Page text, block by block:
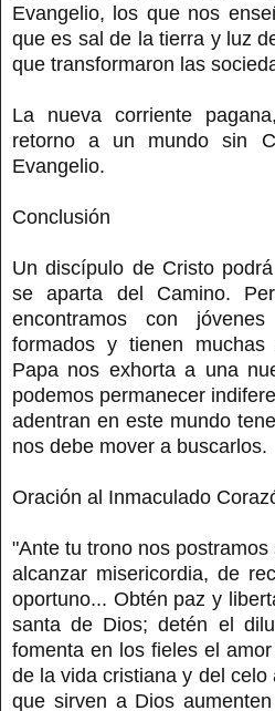
Evangelio, los que nos
que es sal de la tierra y luz
que transformaron las
La nueva corriente
retorno a un mundo sin
Evangelio.
Conclusión
Un discípulo de Cristo
se aparta del Camino.
encontramos con
formados y tienen
Papa nos exhorta a una
podemos permanecer
adentran en este mundo
nos debe mover a buscarlos.
Oración al Inmaculado
"Ante tu trono nos
alcanzar misericordia, de
oportuno... Obtén paz y
santa de Dios; detén el
fomenta en los fieles el
de la vida cristiana y del
que sirven a Dios